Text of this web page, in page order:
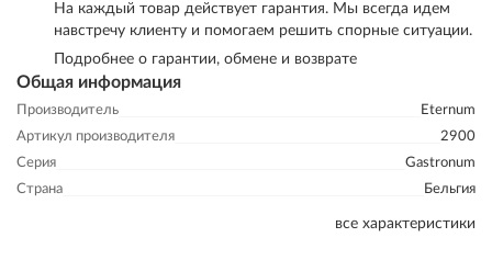
Общая информация
Производитель
Eternum
Артикул производителя
2900
Серия
Gastronum
Страна
Бельгия
все характеристики
На каждый товар действует гарантия. Мы всегда идем
навстречу клиенту и помогаем решить спорные ситуации.
Подробнее о гарантии, обмене и возврате